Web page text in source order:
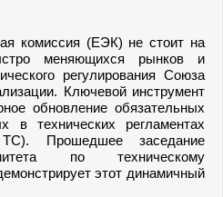
комиссия (ЕЭК) не стоит на
меняющихся рынков и
регулирования Союза
Ключевой инструмент
обновление обязательных
в технических регламентах
Прошедшее заседание
по техническому
этот динамичный